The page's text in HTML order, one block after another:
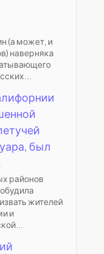
(а может, и
наверняка
был
районов
жителей
и